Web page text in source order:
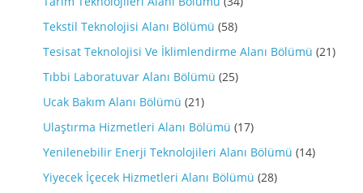
Tekstil Teknolojisi Alanı Bölümü (58)
Tesisat Teknolojisi Ve İklimlendirme Alanı Bölümü (21)
Tıbbi Laboratuvar Alanı Bölümü (25)
Ucak Bakım Alanı Bölümü (21)
Ulaştırma Hizmetleri Alanı Bölümü (17)
Yenilenebilir Enerji Teknolojileri Alanı Bölümü (14)
Yiyecek İçecek Hizmetleri Alanı Bölümü (28)